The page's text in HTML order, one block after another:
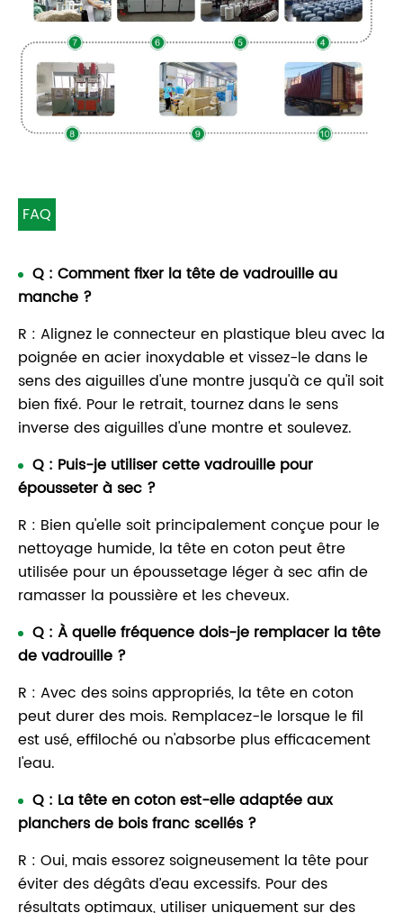
FAQ
Q : Comment fixer la tête de vadrouille au
manche ?
R : Alignez le connecteur en plastique bleu avec la
poignée en acier inoxydable et vissez-le dans le
sens des aiguilles d'une montre jusqu'à ce qu'il soit
bien fixé. Pour le retrait, tournez dans le sens
inverse des aiguilles d'une montre et soulevez.
Q : Puis-je utiliser cette vadrouille pour
épousseter à sec ?
R : Bien qu'elle soit principalement conçue pour le
nettoyage humide, la tête en coton peut être
utilisée pour un époussetage léger à sec afin de
ramasser la poussière et les cheveux.
Q : À quelle fréquence dois-je remplacer la tête
de vadrouille ?
R : Avec des soins appropriés, la tête en coton
peut durer des mois. Remplacez-le lorsque le fil
est usé, effiloché ou n'absorbe plus efficacement
l'eau.
Q : La tête en coton est-elle adaptée aux
planchers de bois franc scellés ?
R : Oui, mais essorez soigneusement la tête pour
éviter des dégâts d’eau excessifs. Pour des
résultats optimaux, utiliser uniquement sur des